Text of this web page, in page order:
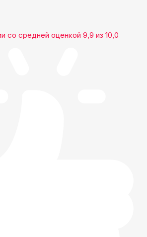
со средней оценкой 9,9 из 10,0